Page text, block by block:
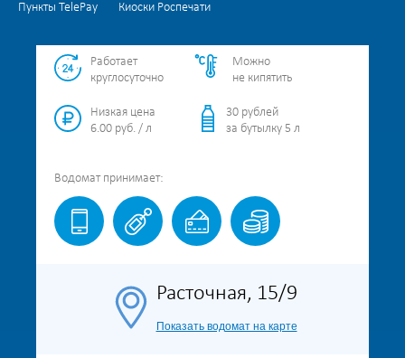
Пункты TelePay Киоски Роспечати
Работает
круглосуточно
Можно
не кипятить
Низкая цена
6.00 руб. / л
30 рублей
за бутылку 5 л
Водомат принимает:
Расточная, 15/9
Показать водомат на карте